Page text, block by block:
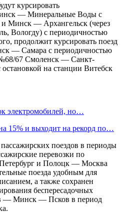
курсировать
— Минеральные Воды с
и Минск — Архангельск (через
Вологду) с периодичностью
продолжит курсировать поезд
— Самара с периодичностью
67 Смоленск — Санкт-
остановкой на станции Витебск
электромобилей, но…
15% и выходит на рекорд по…
поездов в периоды
перевозки по
и Полоцк — Москва
поезда удобным для
а также сохранен
беспересадочных
— Минск — Псков в период